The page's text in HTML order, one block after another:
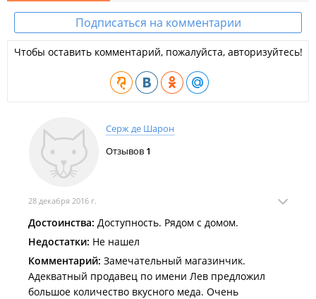
Подписаться на комментарии
Чтобы оставить комментарий, пожалуйста, авторизуйтесь!
Серж де Шарон
Отзывов 1
28 декабря 2016 г.
Достоинства: Доступность. Рядом с домом.
Недостатки: Не нашел
Комментарий: Замечательный магазинчик.
Адекватный продавец по имени Лев предложил
большое количество вкусного меда. Очень